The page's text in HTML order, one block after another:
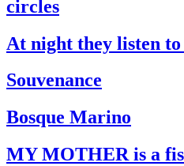
circles
At night they listen
Souvenance
Bosque Marino
MY MOTHER is a